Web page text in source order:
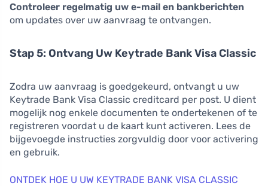
Controleer regelmatig uw e-mail en bankberichten
om updates over uw aanvraag te ontvangen.
Stap 5: Ontvang Uw Keytrade Bank Visa Classic
Zodra uw aanvraag is goedgekeurd, ontvangt u uw
Keytrade Bank Visa Classic creditcard per post. U dient
mogelijk nog enkele documenten te ondertekenen of te
registreren voordat u de kaart kunt activeren. Lees de
bijgevoegde instructies zorgvuldig door voor activering
en gebruik.
ONTDEK HOE U UW KEYTRADE BANK VISA CLASSIC